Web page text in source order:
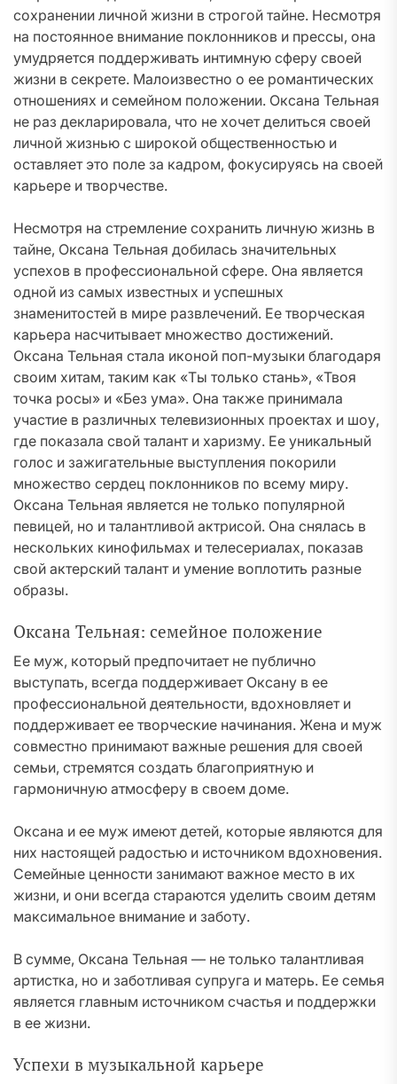
сохранении личной жизни в строгой тайне. Несмотря
на постоянное внимание поклонников и прессы, она
умудряется поддерживать интимную сферу своей
жизни в секрете. Малоизвестно о ее романтических
отношениях и семейном положении. Оксана Тельная
не раз декларировала, что не хочет делиться своей
личной жизнью с широкой общественностью и
оставляет это поле за кадром, фокусируясь на своей
карьере и творчестве.
Несмотря на стремление сохранить личную жизнь в
тайне, Оксана Тельная добилась значительных
успехов в профессиональной сфере. Она является
одной из самых известных и успешных
знаменитостей в мире развлечений. Ее творческая
карьера насчитывает множество достижений.
Оксана Тельная стала иконой поп-музыки благодаря
своим хитам, таким как «Ты только стань», «Твоя
точка росы» и «Без ума». Она также принимала
участие в различных телевизионных проектах и шоу,
где показала свой талант и харизму. Ее уникальный
голос и зажигательные выступления покорили
множество сердец поклонников по всему миру.
Оксана Тельная является не только популярной
певицей, но и талантливой актрисой. Она снялась в
нескольких кинофильмах и телесериалах, показав
свой актерский талант и умение воплотить разные
образы.
Оксана Тельная: семейное положение
Ее муж, который предпочитает не публично
выступать, всегда поддерживает Оксану в ее
профессиональной деятельности, вдохновляет и
поддерживает ее творческие начинания. Жена и муж
совместно принимают важные решения для своей
семьи, стремятся создать благоприятную и
гармоничную атмосферу в своем доме.
Оксана и ее муж имеют детей, которые являются для
них настоящей радостью и источником вдохновения.
Семейные ценности занимают важное место в их
жизни, и они всегда стараются уделить своим детям
максимальное внимание и заботу.
В сумме, Оксана Тельная — не только талантливая
артистка, но и заботливая супруга и матерь. Ее семья
является главным источником счастья и поддержки
в ее жизни.
Успехи в музыкальной карьере